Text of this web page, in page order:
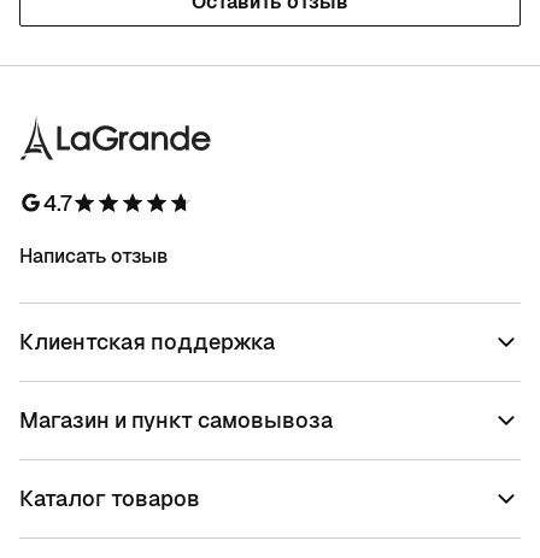
4.7
Написать отзыв
Клиентская поддержка
Магазин и пункт самовывоза
Каталог товаров